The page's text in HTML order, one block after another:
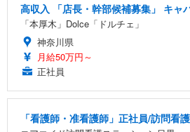
高収入 「店長・幹部候補募集」 キャ
「本厚木」Dolce「ドルチェ」
神奈川県
月給50万円～
正社員
「看護師・准看護師」正社員/訪問看